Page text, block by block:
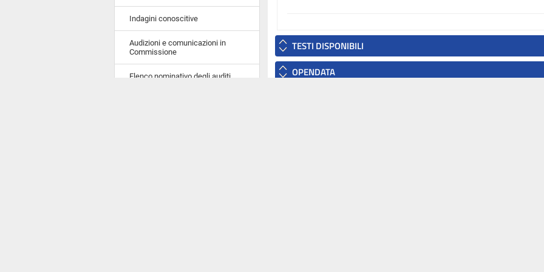
Indagini conoscitive
Audizioni e comunicazioni in
Commissione
Elenco nominativo degli auditi
TESTI DISPONIBILI
OPENDATA